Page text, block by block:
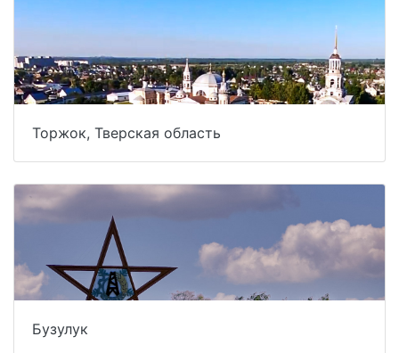
Торжок, Тверская область
Бузулук